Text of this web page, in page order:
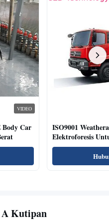
VIDEO
Body Car
ISO9001
Elektroforesis
Kutipan